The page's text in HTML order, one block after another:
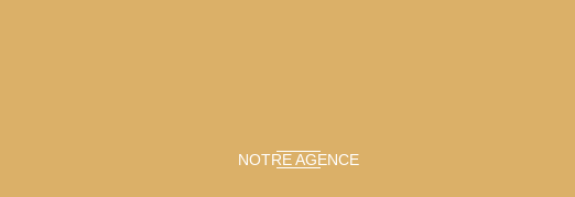
NOTRE AGENCE